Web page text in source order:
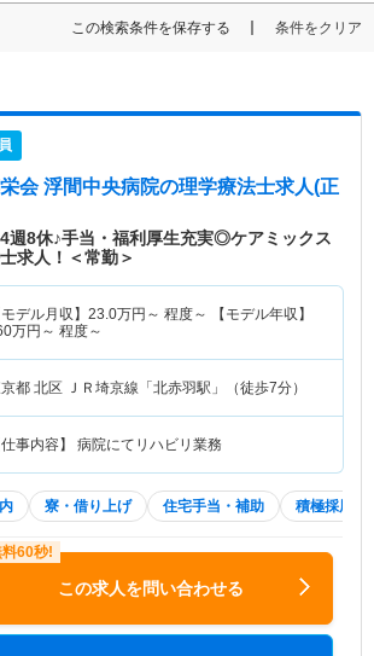
この検索条件を保存する 条件をクリア
会 浮間中央病院の理学療法士求人(正
4週8休♪手当・福利厚生充実◎ケアミックス
求人！＜常勤＞
モデル月収】 23.0万円～ 程度～ 【モデル年収】
万円～ 程度～
都 北区 ＪＲ埼京線「北赤羽駅」（徒歩7分）
仕事内容】 病院にてリハビリ業務
寮・借り上げ 住宅手当・補助 積極採用中
この求人を問い合わせる